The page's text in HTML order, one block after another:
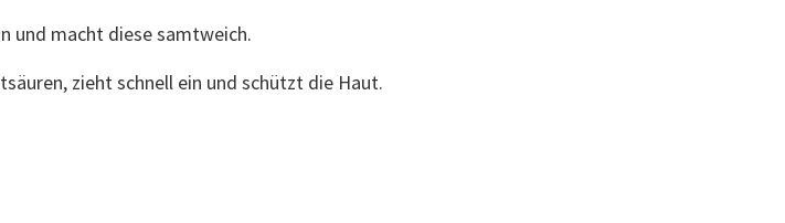
und macht diese samtweich.
zieht schnell ein und schützt die Haut.